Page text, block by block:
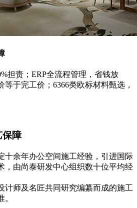
担责；ERP全流程管理，省钱放
于完工价；6366类欧标材料甄选，
保障
十余年办公空间施工经验，引进国际
，由尚泰研发中心组织数十位平均经
计师及名匠共同研究编纂而成的施工